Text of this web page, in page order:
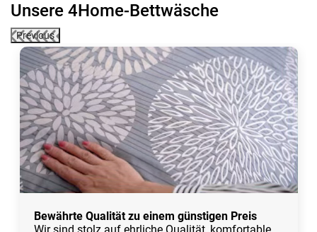
Unsere 4Home-Bettwäsche
Previous
Bewährte Qualität zu einem günstigen Preis